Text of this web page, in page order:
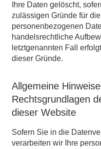
Ihre Daten gelöscht,
zulässigen Gründe für
personenbezogenen
handelsrechtliche
letztgenannten Fall
dieser Gründe.
Allgemeine
Rechtsgrundlagen
dieser Website
Sofern Sie in die
verarbeiten wir Ihre